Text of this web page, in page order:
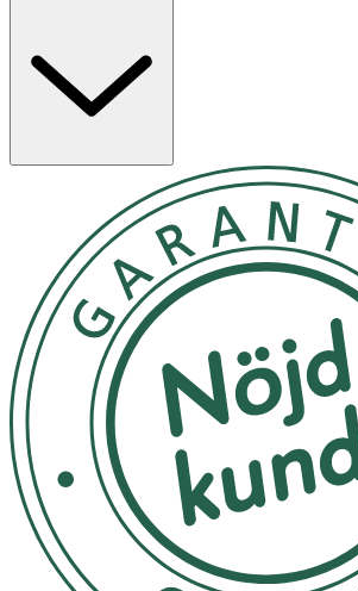
- Mjuk och kramvänlig design
uttrycksfullt utseende
- Har ett eget namn och födelsedatum
- Perfekt att samla eller ge bort i
Användning
- Passar både som leksak och
- Rekommenderas för barn från 3 år
- Avlägsna alla fästanordningar i plast
ges till barnet
Förvaring
Förvara gosedjuret i en torr miljö och
solljus för att bevara färger och